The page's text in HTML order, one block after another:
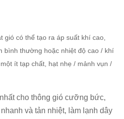
gió có thể tạo ra áp suất khí cao,
bình thường hoặc nhiệt độ cao / khí
ít tạp chất, hạt nhẹ / mảnh vụn /
cho thông gió cưỡng bức,
và tản nhiệt, làm lạnh dây